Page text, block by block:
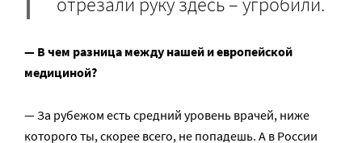
— В чем разница между нашей и европейской
медициной?
— За рубежом есть средний уровень врачей, ниже
которого ты, скорее всего, не попадешь. А в России